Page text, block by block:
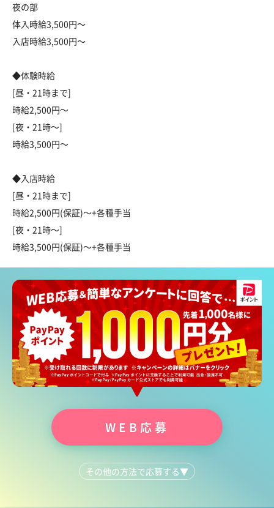
「ちょっと気になる」くらいの気持ちでも大歓迎。
まずは気軽に、あなたらしく働ける場所をのぞいてみませんか？
夜の部
体入時給3,500円～
入店時給3,500円～
◆体験時給
[昼・21時まで]
時給2,500円～
[夜・21時～]
時給3,500円～
◆入店時給
[昼・21時まで]
時給2,500円(保証)～+各種手当
[夜・21時～]
時給3,500円(保証)～+各種手当
WEB応募
その他の方法で応募する▼